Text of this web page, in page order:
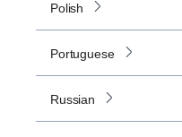
Polish
Portuguese
Russian